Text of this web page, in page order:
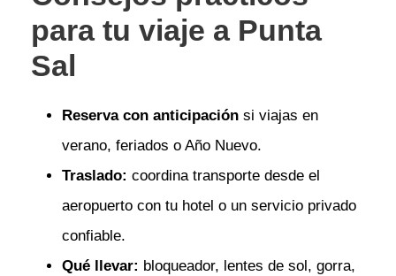
para tu viaje a Punta
Sal
Reserva con anticipación si viajas en
verano, feriados o Año Nuevo.
Traslado: coordina transporte desde el
aeropuerto con tu hotel o un servicio privado
confiable.
Qué llevar: bloqueador, lentes de sol, gorra,